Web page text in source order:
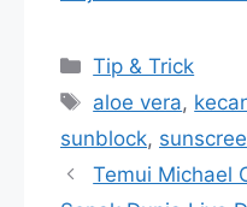
Categories
Tip & Trick
Tags
aloe vera,
sunblock,
Temui Michael